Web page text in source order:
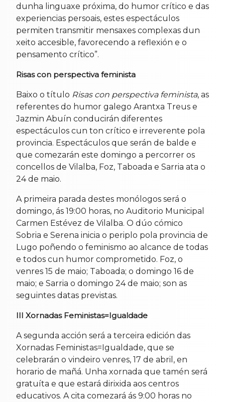
dunha linguaxe próxima, do humor crítico e das
experiencias persoais, estes espectáculos
permiten transmitir mensaxes complexas dun
xeito accesible, favorecendo a reflexión e o
pensamento crítico”.
Risas con perspectiva feminista
Baixo o título Risas con perspectiva feminista, as
referentes do humor galego Arantxa Treus e
Jazmin Abuín conducirán diferentes
espectáculos cun ton crítico e irreverente pola
provincia. Espectáculos que serán de balde e
que comezarán este domingo a percorrer os
concellos de Vilalba, Foz, Taboada e Sarria ata o
24 de maio.
A primeira parada destes monólogos será o
domingo, ás 19:00 horas, no Auditorio Municipal
Carmen Estévez de Vilalba. O dúo cómico
Sobria e Serena inicia o periplo pola provincia de
Lugo poñendo o feminismo ao alcance de todas
e todos cun humor comprometido. Foz, o
venres 15 de maio; Taboada; o domingo 16 de
maio; e Sarria o domingo 24 de maio; son as
seguintes datas previstas.
III Xornadas Feministas=Igualdade
A segunda acción será a terceira edición das
Xornadas Feministas=Igualdade, que se
celebrarán o vindeiro venres, 17 de abril, en
horario de mañá. Unha xornada que tamén será
gratuíta e que estará dirixida aos centros
educativos. A cita comezará ás 9:00 horas no